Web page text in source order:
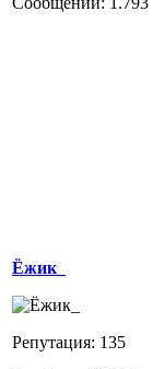
Ёжик_
Репутация: 135